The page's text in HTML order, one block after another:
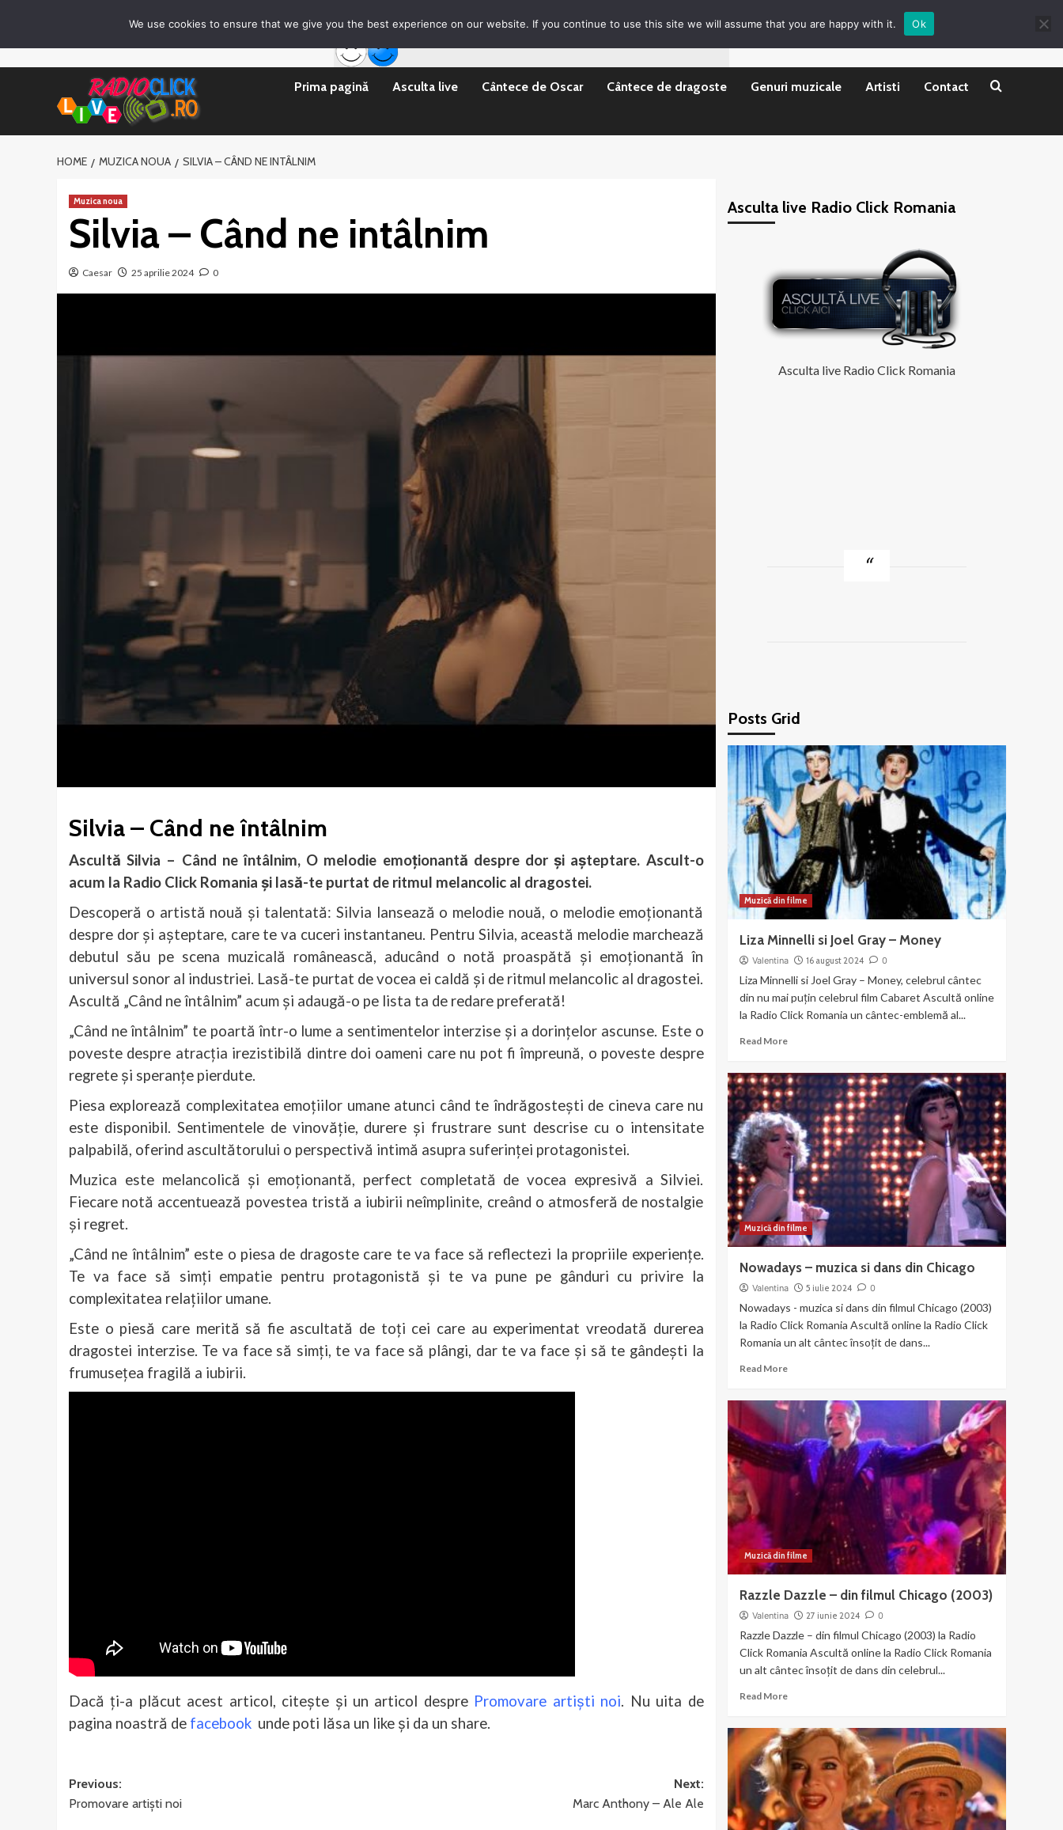
conținut
Asculta live Despre Noi Emisiuni Grila Emisii Promovare Artisti noi Vrei sa fii DJ?
Prima pagină Asculta live Cântece de Oscar Cântece de dragoste Genuri muzicale Artisti Contact
HOME MUZICA NOUA SILVIA – CÂND NE INTÂLNIM
Muzica noua
Silvia – Când ne intâlnim
Caesar 25 aprilie 2024 0
Silvia – Când ne întâlnim
Ascultă Silvia – Când ne întâlnim, O melodie emoționantă despre dor și așteptare. Ascult-o
acum la Radio Click Romania și lasă-te purtat de ritmul melancolic al dragostei.
Descoperă o artistă nouă și talentată: Silvia lansează o melodie nouă, o melodie emoționantă
despre dor și așteptare, care te va cuceri instantaneu. Pentru Silvia, această melodie marchează
debutul său pe scena muzicală românească, aducând o notă proaspătă și emoționantă în
universul sonor al industriei. Lasă-te purtat de vocea ei caldă și de ritmul melancolic al dragostei.
Ascultă „Când ne întâlnim” acum și adaugă-o pe lista ta de redare preferată!
„Când ne întâlnim” te poartă într-o lume a sentimentelor interzise și a dorințelor ascunse. Este o
poveste despre atracția irezistibilă dintre doi oameni care nu pot fi împreună, o poveste despre
regrete și speranțe pierdute.
Piesa explorează complexitatea emoțiilor umane atunci când te îndrăgostești de cineva care nu
este disponibil. Sentimentele de vinovăție, durere și frustrare sunt descrise cu o intensitate
palpabilă, oferind ascultătorului o perspectivă intimă asupra suferinței protagonistei.
Muzica este melancolică și emoționantă, perfect completată de vocea expresivă a Silviei.
Fiecare notă accentuează povestea tristă a iubirii neîmplinite, creând o atmosferă de nostalgie
și regret.
„Când ne întâlnim” este o piesa de dragoste care te va face să reflectezi la propriile experiențe.
Te va face să simți empatie pentru protagonistă și te va pune pe gânduri cu privire la
complexitatea relațiilor umane.
Este o piesă care merită să fie ascultată de toți cei care au experimentat vreodată durerea
dragostei interzise. Te va face să simți, te va face să plângi, dar te va face și să te gândești la
frumusețea fragilă a iubirii.
Dacă ți-a plăcut acest articol, citește și un articol despre Promovare artiști noi. Nu uita de
pagina noastră de facebook unde poti lăsa un like și da un share.
Post
navigation
Previous:
Promovare artiști noi
Next:
Marc Anthony – Ale Ale
Asculta live Radio Click Romania
Asculta live Radio Click Romania
Posts Grid
Muzică din filme
Liza Minnelli si Joel Gray – Money
Valentina 16 august 2024 0
Liza Minnelli si Joel Gray – Money, celebrul cântec
din nu mai puțin celebrul film Cabaret Ascultă online
la Radio Click Romania un cântec-emblemă al...
Read MoreRead
Liza
Minnelli
si
Joel
Gray
–
Money
Muzică din filme
Nowadays – muzica si dans din Chicago
Valentina 5 iulie 2024 0
Nowadays - muzica si dans din filmul Chicago (2003)
la Radio Click Romania Ascultă online la Radio Click
Romania un alt cântec însoțit de dans...
Read MoreRead
Nowadays
muzica
si
dans
din
Chicago
Muzică din filme
Razzle Dazzle – din filmul Chicago (2003)
Valentina 27 iunie 2024 0
Razzle Dazzle – din filmul Chicago (2003) la Radio
Click Romania Ascultă online la Radio Click Romania
un alt cântec însoțit de dans din celebrul...
Read MoreRead
Razzle
Dazzle
–
din
filmul
Chicago
We use cookies to ensure that we give you the best experience on our website. If you continue to use this site we will assume that you are happy with it. Ok